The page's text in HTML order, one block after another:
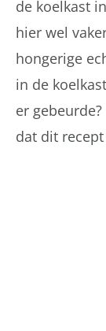
de koelkast
hier wel
hongerige
in de
er
dat dit